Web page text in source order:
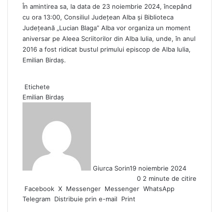
În amintirea sa, la data de 23 noiembrie 2024, începând
cu ora 13:00, Consiliul Județean Alba și Biblioteca
Județeană „Lucian Blaga” Alba vor organiza un moment
aniversar pe Aleea Scriitorilor din Alba Iulia, unde, în anul
2016 a fost ridicat bustul primului episcop de Alba Iulia,
Emilian Birdaș.
Etichete
Emilian Birdaș
Giurca Sorin19 noiembrie 2024
0 2 minute de citire
Facebook X Messenger Messenger WhatsApp
Telegram Distribuie prin e-mail Print